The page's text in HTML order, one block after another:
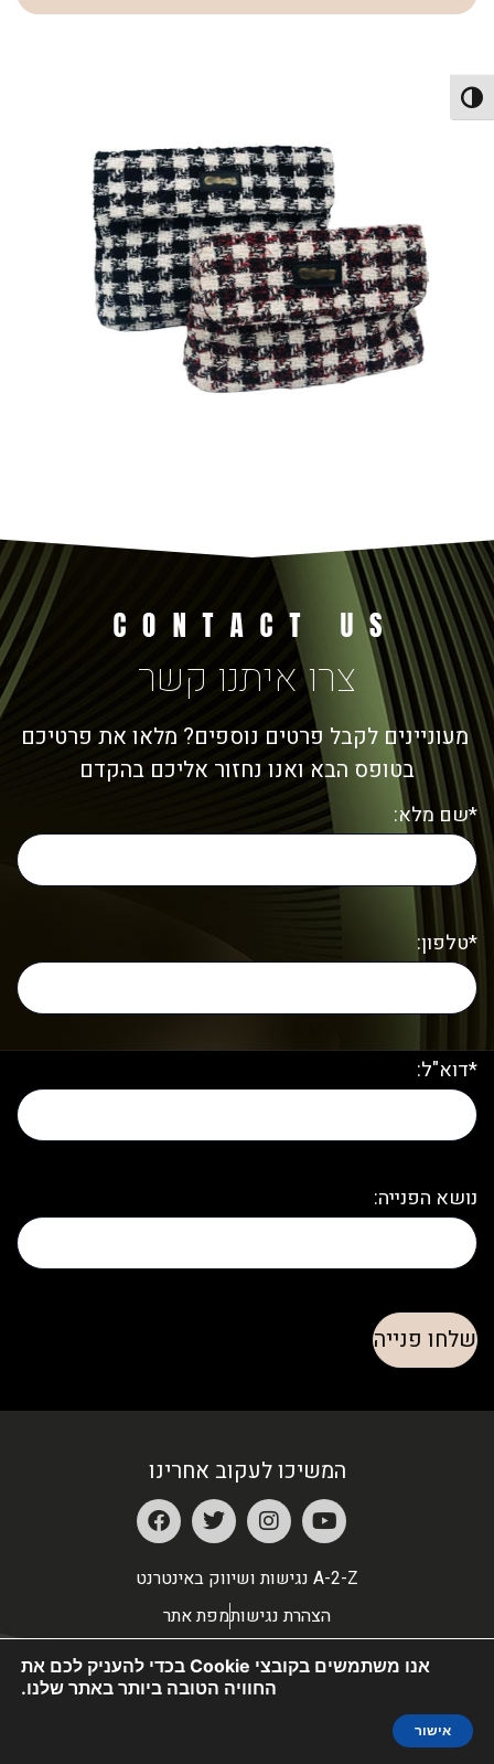
הפעל/כבה ניגודיות גבוהה
צרו איתנו קשר
מעוניינים לקבל פרטים נוספים? מלאו את פרטיכם
בטופס הבא ואנו נחזור אליכם בהקדם
*שם מלא:
*טלפון:
*דוא"ל:
נושא הפנייה:
המשיכו לעקוב אחרינו
A-2-Z נגישות ושיווק באינטרנט
הצהרת נגישותמפת אתר
אנו משתמשים בקובצי Cookie בכדי להעניק לכם את
החוויה הטובה ביותר באתר שלנו.
אישור